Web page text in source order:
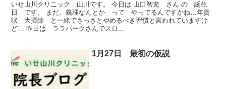
いせ山川クリニック 山川です。 今日は 山口智充 さん の 誕生
日 です。 まだ、義理なんとか って やってるんですかね…年賀
状 大掃除 と一緒でさっさとやめるべき習慣と言われていますけ
ど… 昨日は ララパークさんでスロ...
1月27日 最初の仮説